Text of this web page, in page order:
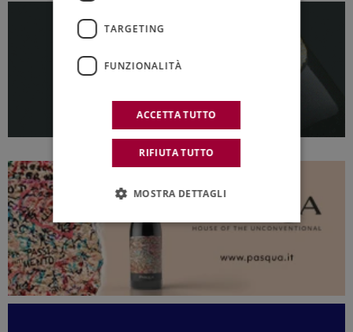
TARGETING
FUNZIONALITÀ
ACCETTA TUTTO
RIFIUTA TUTTO
MOSTRA DETTAGLI